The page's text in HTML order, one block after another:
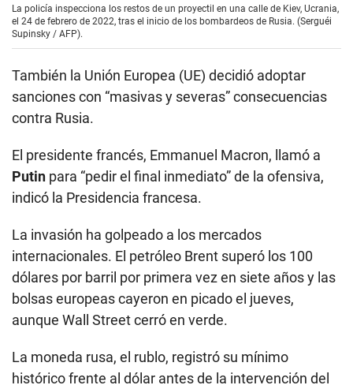
La policía inspecciona los restos de un proyectil en una calle de Kiev, Ucrania,
el 24 de febrero de 2022, tras el inicio de los bombardeos de Rusia. (Serguéi
Supinsky / AFP).
También la Unión Europea (UE) decidió adoptar
sanciones con “masivas y severas” consecuencias
contra Rusia.
El presidente francés, Emmanuel Macron, llamó a
Putin para “pedir el final inmediato” de la ofensiva,
indicó la Presidencia francesa.
La invasión ha golpeado a los mercados
internacionales. El petróleo Brent superó los 100
dólares por barril por primera vez en siete años y las
bolsas europeas cayeron en picado el jueves,
aunque Wall Street cerró en verde.
La moneda rusa, el rublo, registró su mínimo
histórico frente al dólar antes de la intervención del